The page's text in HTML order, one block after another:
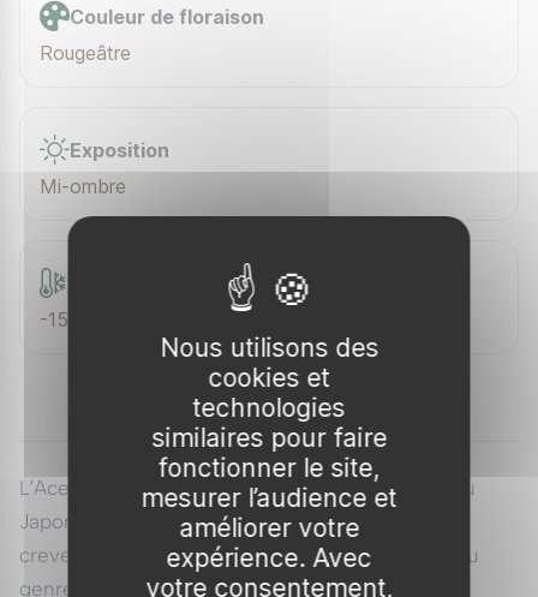
Couleur de floraison
Rougeâtre
Exposition
Mi-ombre
-15 °C
L'Acer palmatum 'Shin-deshojo' est un érable du
Japon réputé pour son débourrement rouge
crevette, l'un des printemps les plus éclatants du
genre.
Nous utilisons des
cookies et
technologies
similaires pour faire
fonctionner le site,
mesurer l’audience et
améliorer votre
expérience. Avec
votre consentement,